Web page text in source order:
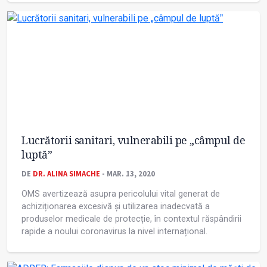
Lucrătorii sanitari, vulnerabili pe „câmpul de
luptăˮ
DE DR. ALINA SIMACHE - MAR. 13, 2020
OMS avertizează asupra pericolului vital generat de
achiziționarea excesivă și utilizarea inadecvată a
produselor medicale de protecție, în contextul răspândirii
rapide a noului coronavirus la nivel internațional.